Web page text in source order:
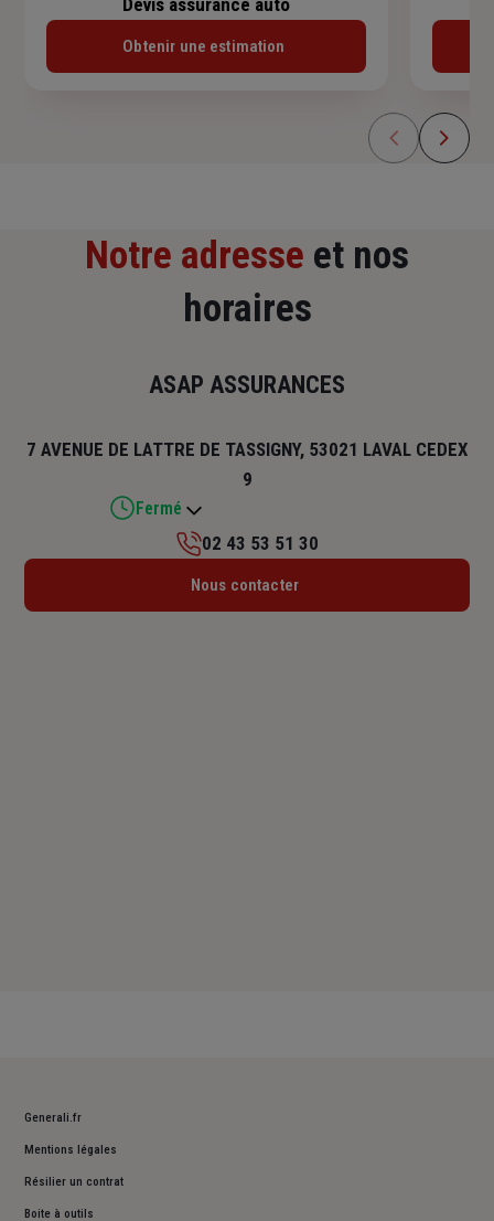
Obtenir une estimation
Notre adresse et nos
horaires
ASAP ASSURANCES
7 AVENUE DE LATTRE DE TASSIGNY, 53021 LAVAL CEDEX
9
Fermé
Lundi : 09h – 12h / 13h30 – 18h
02 43 53 51 30
Nous contacter
Generali.fr
Mentions légales
Résilier un contrat
Boite à outils